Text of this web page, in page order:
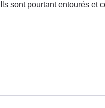
Ils sont pourtant entourés et